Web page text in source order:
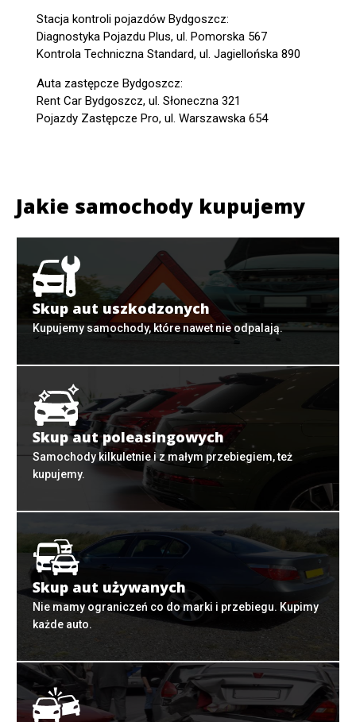
Stacja kontroli pojazdów Bydgoszcz:
Diagnostyka Pojazdu Plus, ul. Pomorska 567
Kontrola Techniczna Standard, ul. Jagiellońska 890
Auta zastępcze Bydgoszcz:
Rent Car Bydgoszcz, ul. Słoneczna 321
Pojazdy Zastępcze Pro, ul. Warszawska 654
Jakie samochody kupujemy
Skup aut uszkodzonych
Kupujemy samochody, które nawet nie odpalają.
Skup aut poleasingowych
Samochody kilkuletnie i z małym przebiegiem, też
kupujemy.
Skup aut używanych
Nie mamy ograniczeń co do marki i przebiegu. Kupimy
każde auto.